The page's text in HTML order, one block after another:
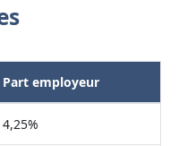
Part employeur
4,25%